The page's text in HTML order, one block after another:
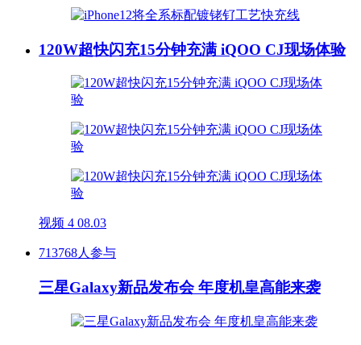
120W超快闪充15分钟充满 iQOO CJ现场体验
视频 4 08.03
713768人参与
三星Galaxy新品发布会 年度机皇高能来袭